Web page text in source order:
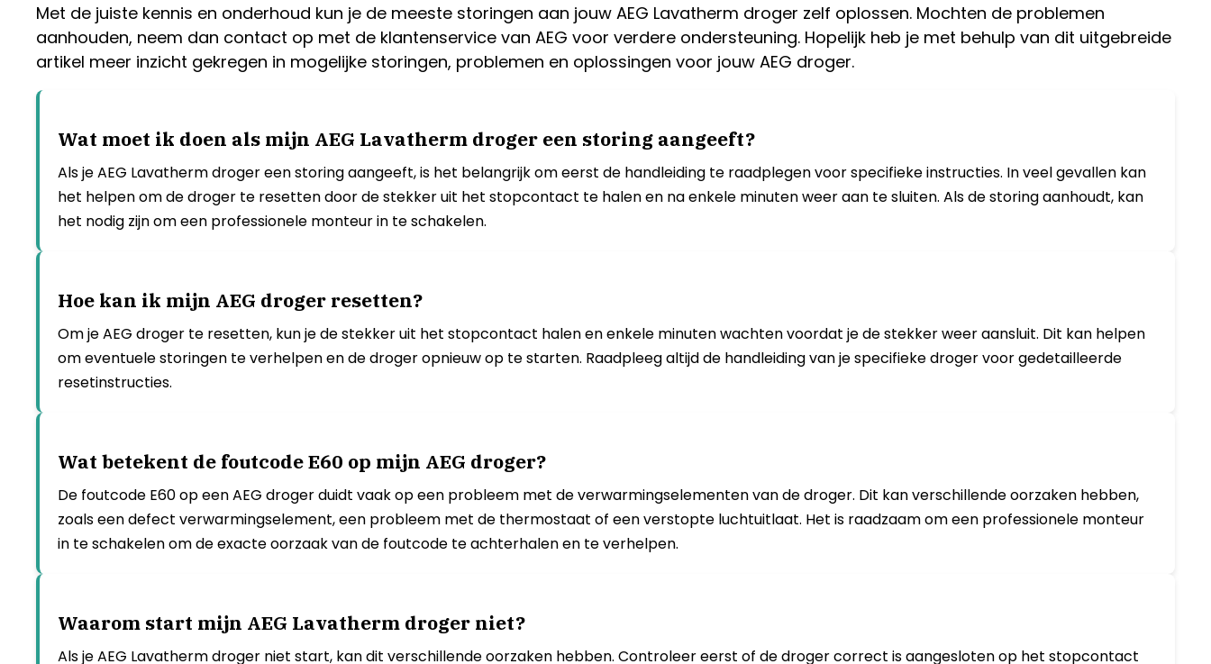
Met de juiste kennis en onderhoud kun je de meeste storingen aan jouw AEG Lavatherm droger zelf oplossen. Mochten de problemen
aanhouden, neem dan contact op met de klantenservice van AEG voor verdere ondersteuning. Hopelijk heb je met behulp van dit uitgebreide
artikel meer inzicht gekregen in mogelijke storingen, problemen en oplossingen voor jouw AEG droger.
Wat moet ik doen als mijn AEG Lavatherm droger een storing aangeeft?
Als je AEG Lavatherm droger een storing aangeeft, is het belangrijk om eerst de handleiding te raadplegen voor specifieke instructies. In veel gevallen kan
het helpen om de droger te resetten door de stekker uit het stopcontact te halen en na enkele minuten weer aan te sluiten. Als de storing aanhoudt, kan
het nodig zijn om een professionele monteur in te schakelen.
Hoe kan ik mijn AEG droger resetten?
Om je AEG droger te resetten, kun je de stekker uit het stopcontact halen en enkele minuten wachten voordat je de stekker weer aansluit. Dit kan helpen
om eventuele storingen te verhelpen en de droger opnieuw op te starten. Raadpleeg altijd de handleiding van je specifieke droger voor gedetailleerde
resetinstructies.
Wat betekent de foutcode E60 op mijn AEG droger?
De foutcode E60 op een AEG droger duidt vaak op een probleem met de verwarmingselementen van de droger. Dit kan verschillende oorzaken hebben,
zoals een defect verwarmingselement, een probleem met de thermostaat of een verstopte luchtuitlaat. Het is raadzaam om een professionele monteur
in te schakelen om de exacte oorzaak van de foutcode te achterhalen en te verhelpen.
Waarom start mijn AEG Lavatherm droger niet?
Als je AEG Lavatherm droger niet start, kan dit verschillende oorzaken hebben. Controleer eerst of de droger correct is aangesloten op het stopcontact